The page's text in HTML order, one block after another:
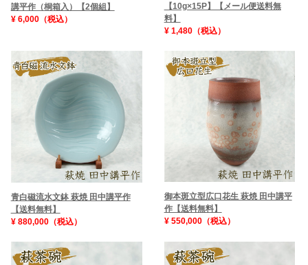
講平作（桐箱入）【2個組】
¥ 6,000（税込）
【10g×15P】【メール便送料無
料】
¥ 1,480（税込）
青白磁流水文鉢 萩焼 田中講平作
【送料無料】
¥ 880,000（税込）
御本斑立型広口花生 萩焼 田中講平
作【送料無料】
¥ 550,000（税込）